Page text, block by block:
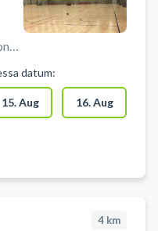
af
datum:
15. Aug 16. Aug
4 km